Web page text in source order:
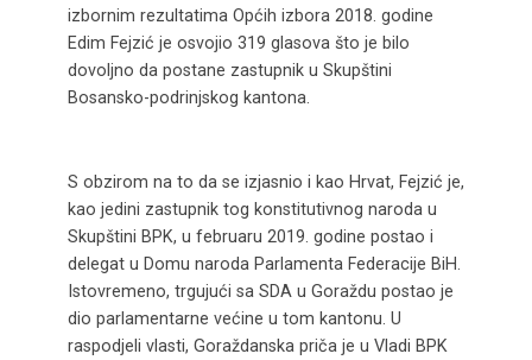
izbornim rezultatima Općih izbora 2018. godine
Edim Fejzić je osvojio 319 glasova što je bilo
dovoljno da postane zastupnik u Skupštini
Bosansko-podrinjskog kantona.
S obzirom na to da se izjasnio i kao Hrvat, Fejzić je,
kao jedini zastupnik tog konstitutivnog naroda u
Skupštini BPK, u februaru 2019. godine postao i
delegat u Domu naroda Parlamenta Federacije BiH.
Istovremeno, trgujući sa SDA u Goraždu postao je
dio parlamentarne većine u tom kantonu. U
raspodjeli vlasti, Goraždanska priča je u Vladi BPK